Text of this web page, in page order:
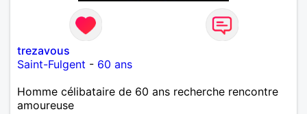
trezavous
Saint-Fulgent - 60 ans
Homme célibataire de 60 ans recherche rencontre
amoureuse